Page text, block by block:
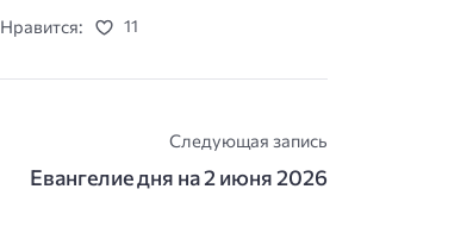
Нравится:
11
Следующая запись
Евангелие дня на 2 июня 2026